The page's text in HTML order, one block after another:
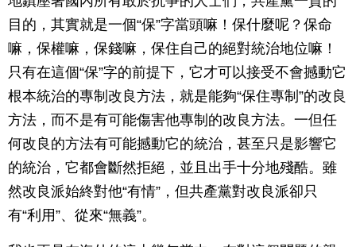
目的，其實就是一個“保”字當頭嘛！保什麼呢？保命
嘛，保權嘛，保錢嘛，保住自己的絕對統治地位嘛！
只有在這個“保”字的前提下，它才可以接受不會撼動它
根本統治的專制改良方法，就是能夠“保住專制”的改良
方法，而不是有可能傷害他專制的改良方法。一但任
何改良的方法有可能撼動它的統治，甚至只是影響它
的統治，它都會斷然拒絕，並且出手十分地殘酷。雖
然改良派始終對他“有情”，但共產黨對改良派卻只
有“利用”、從來“無義”。